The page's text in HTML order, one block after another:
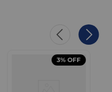
3% OFF